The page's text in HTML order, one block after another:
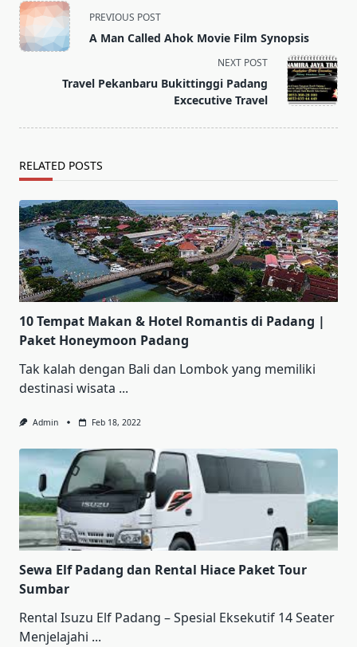
<span
class="nav-
subtitle
reader-
PREVIOUS POST
A Man Called Ahok Movie Film Synopsis
NEXT POST
Travel Pekanbaru Bukittinggi Padang
Excecutive Travel
RELATED POSTS
10 Tempat Makan & Hotel Romantis di Padang |
Paket Honeymoon Padang
Tak kalah dengan Bali dan Lombok yang memiliki
destinasi wisata ...
Admin Feb 18, 2022
Sewa Elf Padang dan Rental Hiace Paket Tour
Sumbar
Rental Iѕuzu Elf Pаdаng – Sреѕіаl Ekѕеkutіf 14 Sеаtеr
Mеnjеlаjаhі ...